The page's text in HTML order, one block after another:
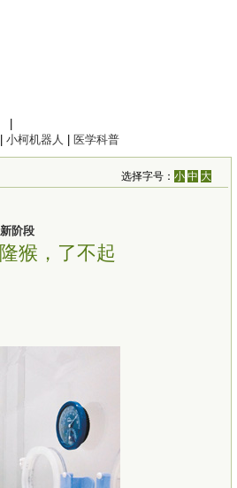
小柯机器人 医学科普
选择字号：小 中 大
阶段
猴，了不起